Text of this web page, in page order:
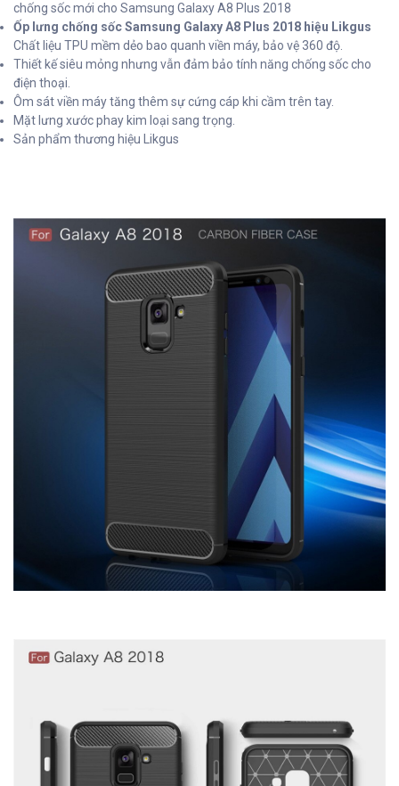
chống sốc mới cho Samsung Galaxy A8 Plus 2018
Ốp lưng chống sốc Samsung Galaxy A8 Plus 2018 hiệu Likgus
Chất liệu TPU mềm dẻo bao quanh viền máy, bảo vệ 360 độ.
Thiết kế siêu mỏng nhưng vẫn đảm bảo tính năng chống sốc cho
điện thoại.
Ôm sát viền máy tăng thêm sự cứng cáp khi cầm trên tay.
Mặt lưng xước phay kim loại sang trọng.
Sản phẩm thương hiệu Likgus